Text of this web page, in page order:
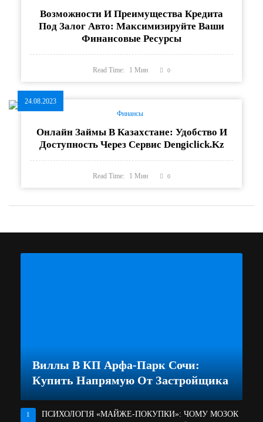
Возможности И Преимущества Кредита
Под Залог Авто: Максимизируйте Ваши
Финансовые Ресурсы
Read Time: 1Мин 0
24.08.2023
Финансы
Онлайн Займы В Казахстане: Удобство И
Доступность Через Сервис Dengiclick.kz
Read Time: 1Мин 0
Виллы В КП Арфа-Парк Сочи:
Купить Напрямую От Застройщика
1
ПСИХОЛОГІЯ «МАЙЖЕ-ПОКУПКИ»: ЧОМУ МОЗОК